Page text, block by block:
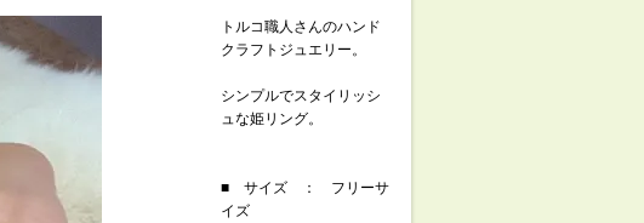
トルコ職人さんのハンド
クラフトジュエリー。
シンプルでスタイリッシ
ュな姫リング。
■ サイズ ： フリーサ
イズ